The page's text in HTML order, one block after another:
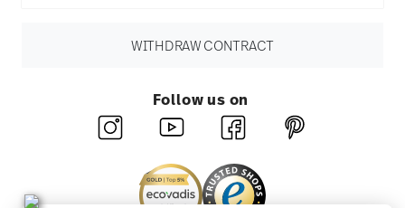
WITHDRAW CONTRACT
Follow us on